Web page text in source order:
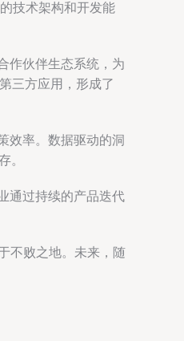
技术架构和开发能
作伙伴生态系统，为
三方应用，形成了
效率。数据驱动的洞
。
通过持续的产品迭代
不败之地。未来，随